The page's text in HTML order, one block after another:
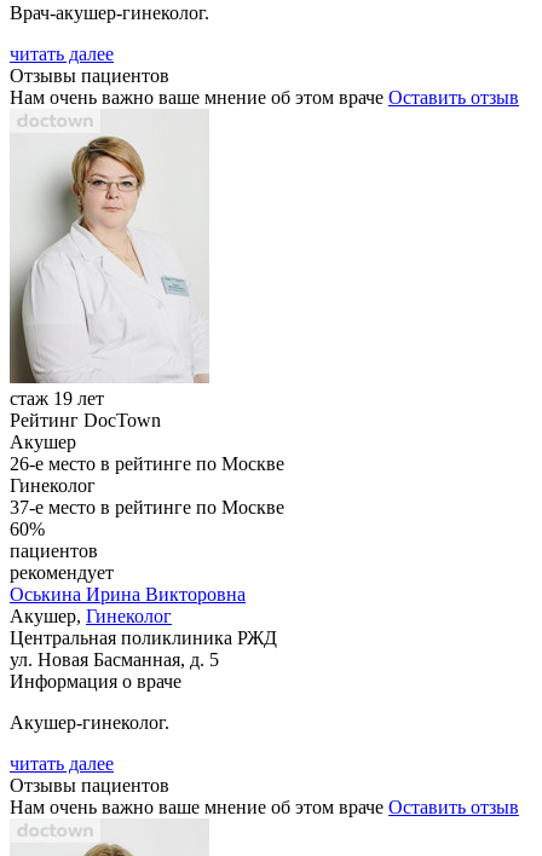
Врач-акушер-гинеколог.
читать далее
Отзывы пациентов
Нам очень важно ваше мнение об этом враче Оставить отзыв
стаж 19 лет
Рейтинг DocTown
Акушер
26-е место в рейтинге по Москве
Гинеколог
37-е место в рейтинге по Москве
60%
пациентов
рекомендует
Оськина Ирина Викторовна
Акушер, Гинеколог
Центральная поликлиника РЖД
ул. Новая Басманная, д. 5
Информация о враче
Акушер-гинеколог.
читать далее
Отзывы пациентов
Нам очень важно ваше мнение об этом враче Оставить отзыв